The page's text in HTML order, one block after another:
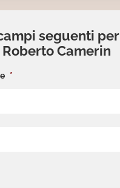
seguenti per
Camerin
*